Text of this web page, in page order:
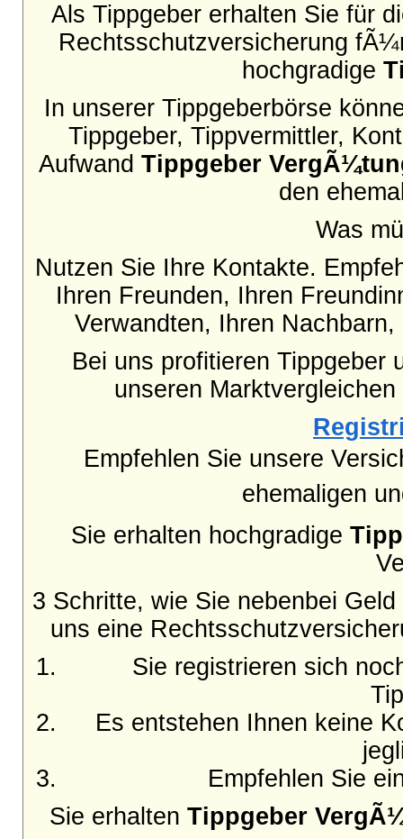
Als Tippgeber erhalten Sie für
Rechtsschutzversicherung
hochgradige
In unserer Tippgeberbörse
Tippgeber, Tippvermittler,
Aufwand Tippgeber
den
Was
Nutzen Sie Ihre Kontakte.
Ihren Freunden, Ihren
Verwandten, Ihren
Bei uns profitieren Tippgeber
unseren
Empfehlen Sie unsere
ehemaligen
Sie erhalten hochgradige
3 Schritte, wie Sie nebenbei
uns eine
Sie registrieren sich
Es entstehen Ihnen keine
Empfehlen Sie
Sie erhalten Tippgeber